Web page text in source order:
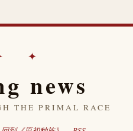
✦
news
THE PRIMAL RACE